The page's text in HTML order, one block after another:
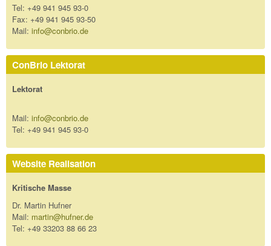
Tel: +49 941 945 93-0
Fax: +49 941 945 93-50
Mail: info@conbrio.de
ConBrio Lektorat
Lektorat
Mail: info@conbrio.de
Tel: +49 941 945 93-0
Website Realisation
Kritische Masse
Dr. Martin Hufner
Mail: martin@hufner.de
Tel: +49 33203 88 66 23